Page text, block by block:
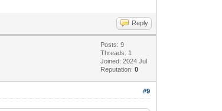
Reply
Posts: 9
Threads: 1
Joined: 2024 Jul
Reputation:0
#9